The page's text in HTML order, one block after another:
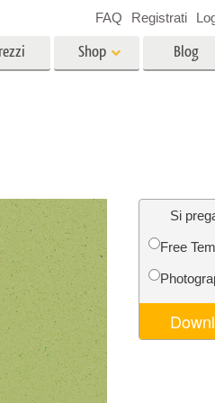
Servizi Foto Restauro
Shop Blog
FAQ Registrati
Si
Free